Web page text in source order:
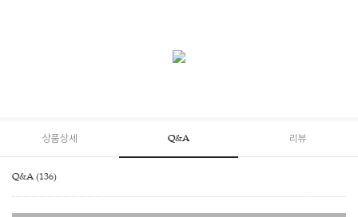
상품상세 Q&A 리뷰
Q&A (136)